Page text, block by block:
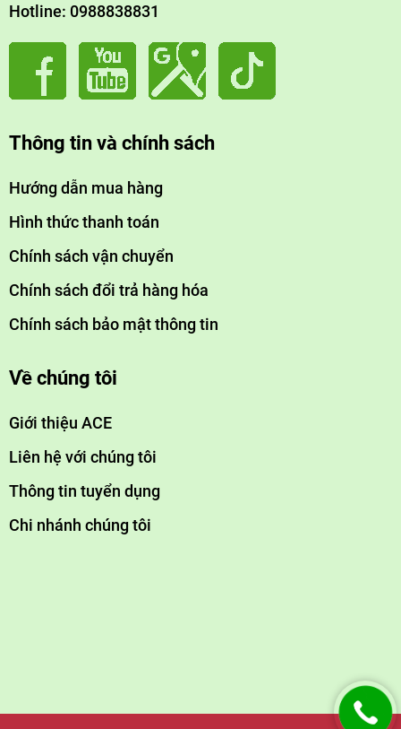
Hotline: 0988838831
Thông tin và chính sách
Hướng dẫn mua hàng
Hình thức thanh toán
Chính sách vận chuyển
Chính sách đổi trả hàng hóa
Chính sách bảo mật thông tin
Về chúng tôi
Giới thiệu ACE
Liên hệ với chúng tôi
Thông tin tuyển dụng
Chi nhánh chúng tôi